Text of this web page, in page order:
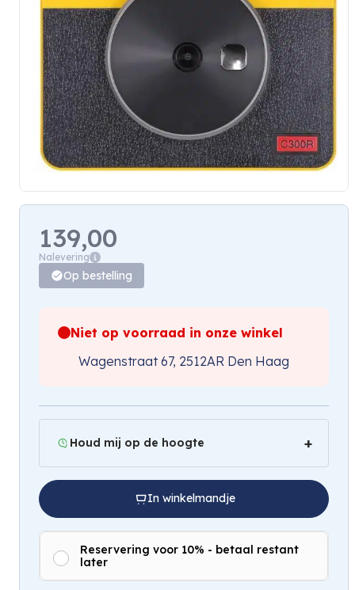
139,00
Nalevering
Op bestelling
Niet op voorraad in onze winkel
Wagenstraat 67, 2512AR Den Haag
Houd mij op de hoogte
In winkelmandje
Reservering voor 10% - betaal restant
later